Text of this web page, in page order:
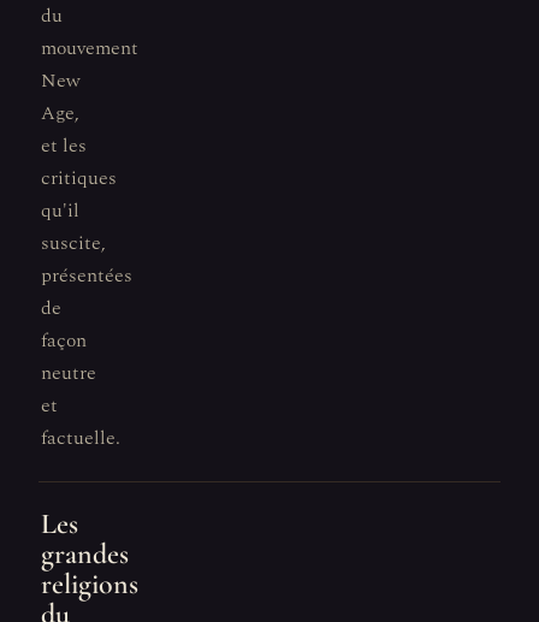
du
mouvement
New
Age,
et les
critiques
qu'il
suscite,
présentées
de
façon
neutre
et
factuelle.
Les
grandes
religions
du